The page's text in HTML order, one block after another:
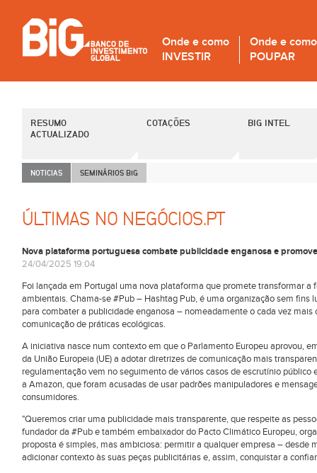
Onde e como
INVESTIR
Onde e como
POUPAR
RESUMO
ACTUALIZADO
COTAÇÕES BIG INTEL
NOTICIAS SEMINÁRIOS BiG
ÚLTIMAS NO NEGÓCIOS.PT
Nova plataforma portuguesa combate publicidade enganosa e
24/04/2025 19:04
Foi lançada em Portugal uma nova plataforma que promete transformar
ambientais. Chama-se #Pub – Hashtag Pub, é uma organização sem fins
para combater a publicidade enganosa – nomeadamente o cada vez
comunicação de práticas ecológicas.
A iniciativa nasce num contexto em que o Parlamento Europeu aprovou,
da União Europeia (UE) a adotar diretrizes de comunicação mais
regulamentação vem no seguimento de vários casos de escrutínio
a Amazon, que foram acusadas de usar padrões manipuladores e
consumidores.
"Queremos criar uma publicidade mais transparente, que respeite as
fundador da #Pub e também embaixador do Pacto Climático Europeu,
proposta é simples, mas ambiciosa: permitir a qualquer empresa – desde
adicionar contexto às suas peças publicitárias e, assim, conquistar a